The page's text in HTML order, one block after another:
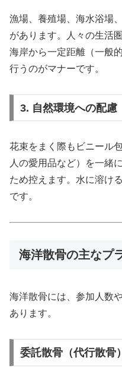
漁場、養殖場、海水浴場
があります。人々の生活
海岸から一定距離（一般
行うのがマナーです。
3. 自然環境への配慮
花束をまく際もビニール
人の愛用品など）を一緒
ため控えます。水に溶け
です。
海洋散骨の主なプ
海洋散骨には、参加人数
あります。
委託散骨（代行散骨）